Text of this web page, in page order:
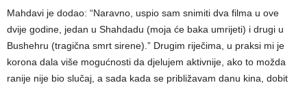
Mahdavi je dodao: “Naravno, uspio sam snimiti dva filma u ove
dvije godine, jedan u Shahdadu (moja će baka umrijeti) i drugi u
Bushehru (tragična smrt sirene).” Drugim riječima, u praksi mi je
korona dala više mogućnosti da djelujem aktivnije, ako to možda
ranije nije bio slučaj, a sada kada se približavam danu kina, dobit